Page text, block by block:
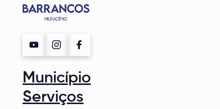
Município
Serviços